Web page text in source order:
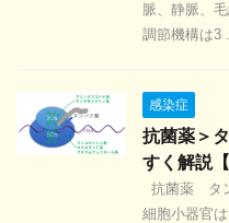
脈、静脈、
調節機構は3
感染症
抗菌薬＞
すく解説
抗菌薬 タ
細胞小器官